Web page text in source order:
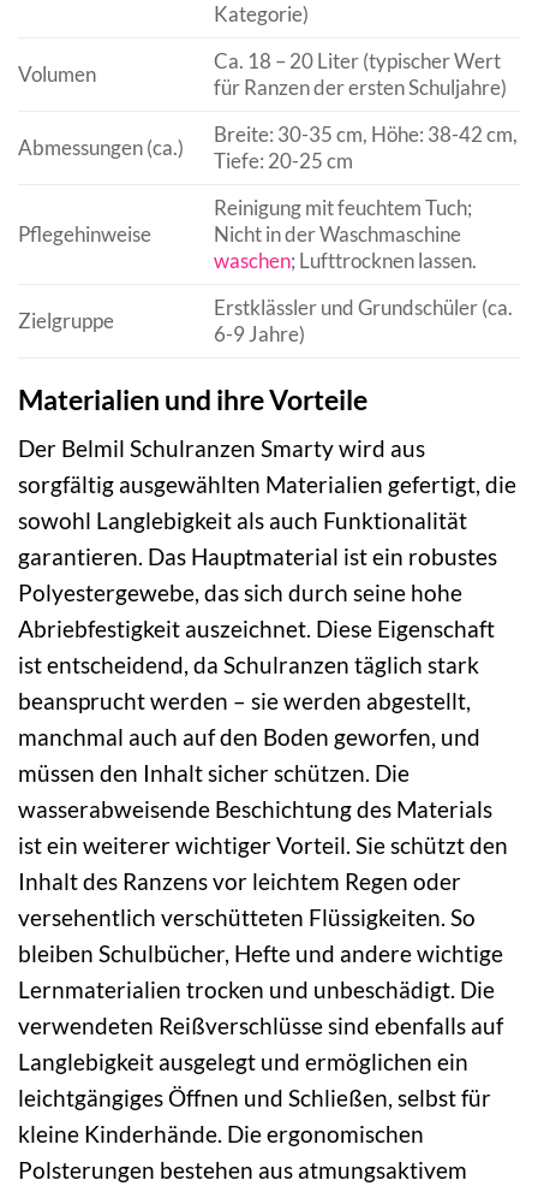
Kategorie)
Volumen
Ca. 18 – 20 Liter (typischer Wert
für Ranzen der ersten Schuljahre)
Abmessungen (ca.)
Breite: 30-35 cm, Höhe: 38-42 cm,
Tiefe: 20-25 cm
Pflegehinweise
Reinigung mit feuchtem Tuch;
Nicht in der Waschmaschine
waschen; Lufttrocknen lassen.
Zielgruppe
Erstklässler und Grundschüler (ca.
6-9 Jahre)
Materialien und ihre Vorteile
Der Belmil Schulranzen Smarty wird aus
sorgfältig ausgewählten Materialien gefertigt, die
sowohl Langlebigkeit als auch Funktionalität
garantieren. Das Hauptmaterial ist ein robustes
Polyestergewebe, das sich durch seine hohe
Abriebfestigkeit auszeichnet. Diese Eigenschaft
ist entscheidend, da Schulranzen täglich stark
beansprucht werden – sie werden abgestellt,
manchmal auch auf den Boden geworfen, und
müssen den Inhalt sicher schützen. Die
wasserabweisende Beschichtung des Materials
ist ein weiterer wichtiger Vorteil. Sie schützt den
Inhalt des Ranzens vor leichtem Regen oder
versehentlich verschütteten Flüssigkeiten. So
bleiben Schulbücher, Hefte und andere wichtige
Lernmaterialien trocken und unbeschädigt. Die
verwendeten Reißverschlüsse sind ebenfalls auf
Langlebigkeit ausgelegt und ermöglichen ein
leichtgängiges Öffnen und Schließen, selbst für
kleine Kinderhände. Die ergonomischen
Polsterungen bestehen aus atmungsaktivem